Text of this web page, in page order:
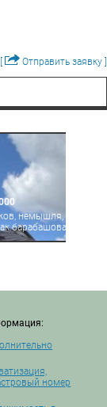
Отправить заявку ]
немышля,
номер